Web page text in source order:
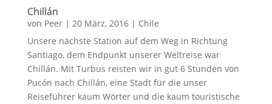
Chillán
von Peer| 20 März, 2016| Chile
Unsere nächste Station auf dem Weg in Richtung
Santiago, dem Endpunkt unserer Weltreise war
Chillán. Mit Turbus reisten wir in gut 6 Stunden von
Pucón nach Chillán, eine Stadt für die unser
Reiseführer kaum Wörter und die kaum touristische